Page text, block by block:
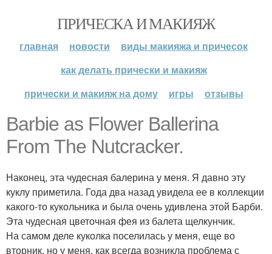
ПРИЧЕСКА И МАКИЯЖ
главная новости
виды макияжа и причесок
как делать прически и макияж
прически и макияж на дому
игры отзывы
Barbie as Flower Ballerina
From The Nutcracker.
Наконец, эта чудесная балерина у меня. Я давно эту
куклу приметила. Года два назад увидела ее в коллекции
какого-то кукольника и была очень удивлена этой Барби.
Эта чудесная цветочная фея из балета щелкунчик.
На самом деле куколка поселилась у меня, еще во
вторник, но у меня, как всегда возникла проблема с